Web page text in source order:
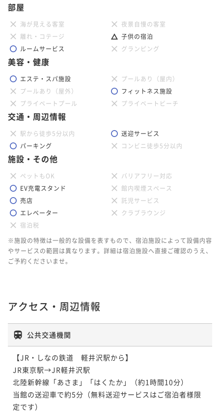
部屋
海が見える客室
夜景自慢の客室
離れ・コテージ
子供の宿泊
ルームサービス
グランピング
美容・健康
エステ・スパ施設
プールあり（屋内）
プールあり（屋外）
フィットネス施設
プライベートプール
プライベートビーチ
交通・周辺情報
駅から徒歩5分以内
送迎サービス
パーキング
コンビニ徒歩5分以内
施設・その他
ペットもOK
バリアフリー対応
EV充電スタンド
館内喫煙スペース
売店
託児サービス
エレベーター
クラブラウンジ
宿泊税
※施設の特徴は一般的な設備を表すもので、宿泊施設によって設備内容
やサービスの範囲は異なります。詳細は宿泊施設へ直接ご確認のうえ、
ご予約くださいませ。
アクセス・周辺情報
公共交通機関
【JR・しなの鉄道　軽井沢駅から】
JR東京駅→JR軽井沢駅
北陸新幹線「あさま」「はくたか」（約1時間10分）
当館の送迎車で約5分（無料送迎サービスはご宿泊者様限
定です）